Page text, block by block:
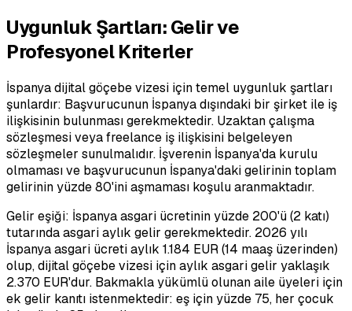
Uygunluk Şartları: Gelir ve
Profesyonel Kriterler
İspanya dijital göçebe vizesi için temel uygunluk şartları
şunlardır: Başvurucunun İspanya dışındaki bir şirket ile iş
ilişkisinin bulunması gerekmektedir. Uzaktan çalışma
sözleşmesi veya freelance iş ilişkisini belgeleyen
sözleşmeler sunulmalıdır. İşverenin İspanya'da kurulu
olmaması ve başvurucunun İspanya'daki gelirinin toplam
gelirinin yüzde 80'ini aşmaması koşulu aranmaktadır.
Gelir eşiği: İspanya asgari ücretinin yüzde 200'ü (2 katı)
tutarında asgari aylık gelir gerekmektedir. 2026 yılı
İspanya asgari ücreti aylık 1.184 EUR (14 maaş üzerinden)
olup, dijital göçebe vizesi için aylık asgari gelir yaklaşık
2.370 EUR'dur. Bakmakla yükümlü olunan aile üyeleri için
ek gelir kanıtı istenmektedir: eş için yüzde 75, her çocuk